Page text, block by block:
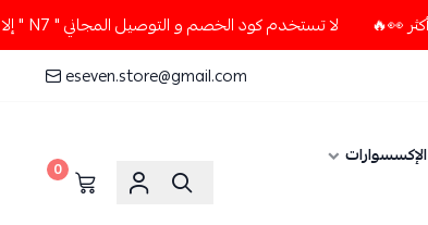
لا تستخدم كود الخصم و التوصيل المجاني " N7 " إلا إذا طلبت قطعتين أو أكثر 👀🔥
eseven.store@gmail.com
الإكسسوارات
0